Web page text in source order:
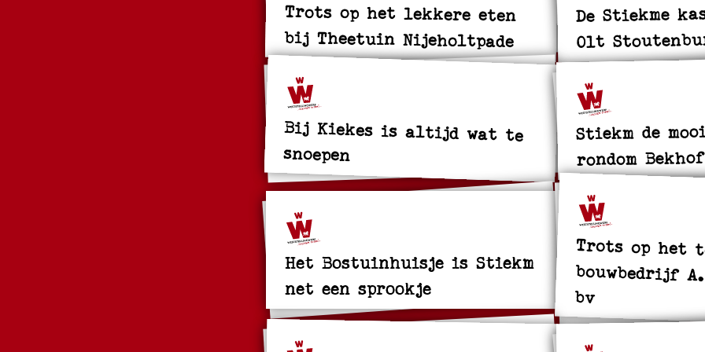
Trots op het lekkere eten
bij Theetuin Nijeholtpade
De Stiekme
Olt
Bij Kiekes is altijd wat te
snoepen
Stiekm de
rondom
Het Bostuinhuisje is Stiekm
net een sprookje
Trots op het
bouwbedrijf
bv